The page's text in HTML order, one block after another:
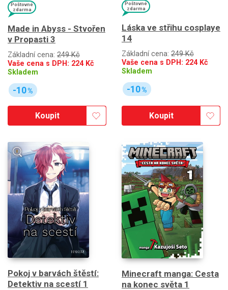
Poštovné
zdarma
Made in Abyss - Stvořen
v Propasti 3
Základní cena: 249 Kč
Vaše cena s DPH: 224Kč
Skladem
-10%
Koupit
Poštovné
zdarma
Láska ve střihu cosplaye
14
Základní cena: 249 Kč
Vaše cena s DPH: 224Kč
Skladem
-10%
Koupit
Pokoj v barvách štěstí:
Detektiv na scestí 1
Minecraft manga: Cesta
na konec světa 1